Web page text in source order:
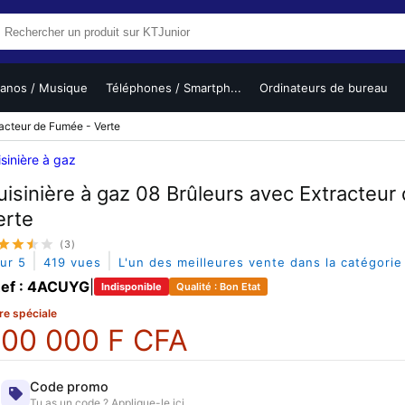
/ Musique Téléphones / Smartph... Ordinateurs de bureau
de Fumée - Verte
à gaz
à gaz 08 Brûleurs avec Extracteur
(3)
5 419 vues L'un des meilleures vente dans la
: 4ACUYG Indisponible Qualité : Bon Etat
spéciale
000 F CFA
Code promo